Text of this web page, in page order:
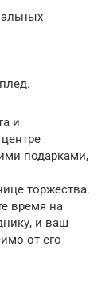
и
подарками,
торжества.
время на
и ваш
от его